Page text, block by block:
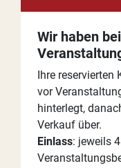
Wir haben
Ihre
vor
hinterlegt,
Verkauf über.
Einlass: jeweils